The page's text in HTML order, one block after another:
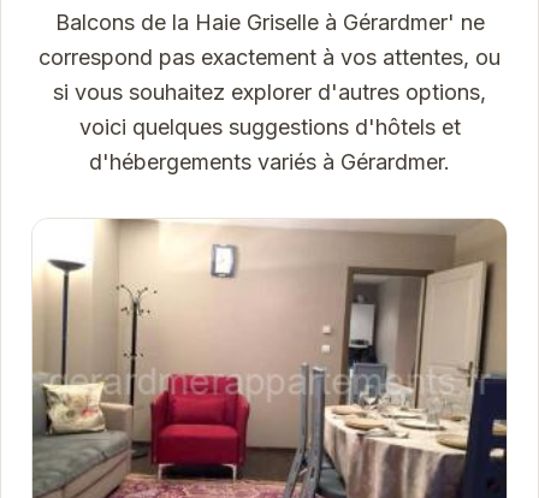
Balcons de la Haie Griselle à Gérardmer' ne
correspond pas exactement à vos attentes, ou
si vous souhaitez explorer d'autres options,
voici quelques suggestions d'hôtels et
d'hébergements variés à Gérardmer.